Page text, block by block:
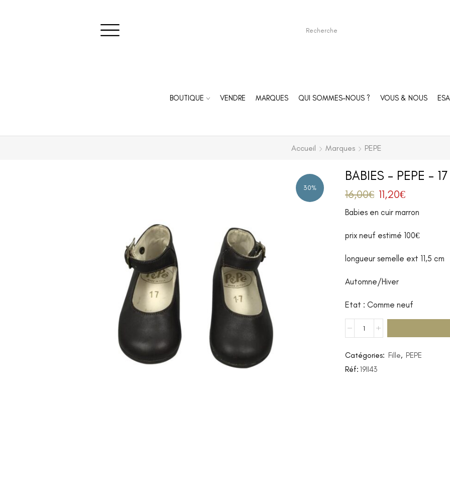
BOUTIQUE VENDRE MARQUES QUI SOMMES-NOUS ? VOUS & NOUS
Accueil Marques PEPE
30%
BABIES – PEPE – 17
16,00€ 11,20€
Babies en cuir marron
prix neuf estimé 100€
longueur semelle ext 11,5 cm
Automne/Hiver
Etat : Comme neuf
Catégories: Fille, PEPE
Réf: 19II43